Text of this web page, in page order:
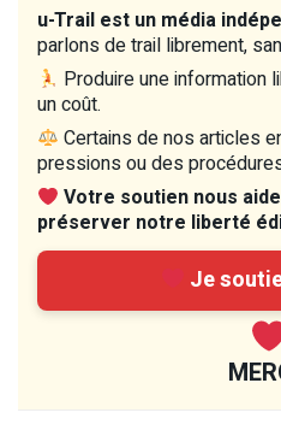
u-Trail est un média
parlons de trail librement,
Produire une information
un coût.
Certains de nos articles
pressions ou des
Votre soutien nous
préserver notre liberté
Je